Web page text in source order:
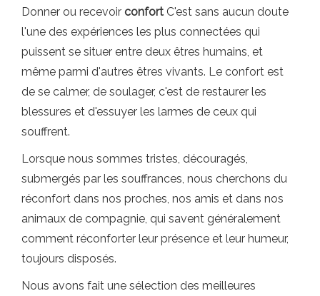
Donner ou recevoir confort C'est sans aucun doute
l'une des expériences les plus connectées qui
puissent se situer entre deux êtres humains, et
même parmi d'autres êtres vivants. Le confort est
de se calmer, de soulager, c'est de restaurer les
blessures et d'essuyer les larmes de ceux qui
souffrent.
Lorsque nous sommes tristes, découragés,
submergés par les souffrances, nous cherchons du
réconfort dans nos proches, nos amis et dans nos
animaux de compagnie, qui savent généralement
comment réconforter leur présence et leur humeur,
toujours disposés.
Nous avons fait une sélection des meilleures